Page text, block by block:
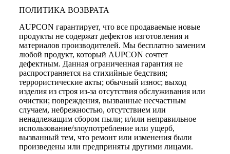
ПОЛИТИКА ВОЗВРАТА
AUPCON гарантирует, что все продаваемые новые
продукты не содержат дефектов изготовления и
материалов производителей. Мы бесплатно заменим
любой продукт, который AUPCON сочтет
дефектным. Данная ограниченная гарантия не
распространяется на стихийные бедствия;
террористические акты; обычный износ; выход
изделия из строя из-за отсутствия обслуживания или
очистки; повреждения, вызванные несчастным
случаем, небрежностью, отсутствием или
ненадлежащим сбором пыли; и/или неправильное
использование/злоупотребление или ущерб,
вызванный тем, что ремонт или изменения были
произведены или предприняты другими лицами.